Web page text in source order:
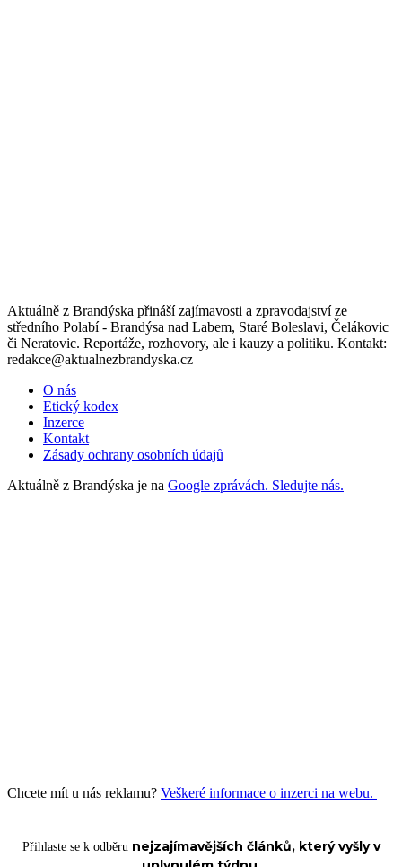
Aktuálně z Brandýska přináší zajímavosti a zpravodajství ze
středního Polabí - Brandýsa nad Labem, Staré Boleslavi, Čelákovic
či Neratovic. Reportáže, rozhovory, ale i kauzy a politiku. Kontakt:
redakce@aktualnezbrandyska.cz
O nás
Etický kodex
Inzerce
Kontakt
Zásady ochrany osobních údajů
Aktuálně z Brandýska je na Google zprávách. Sledujte nás.
Chcete mít u nás reklamu? Veškeré informace o inzerci na webu.
Přihlaste se k odběru nejzajímavějších článků, který vyšly v